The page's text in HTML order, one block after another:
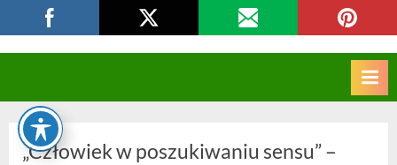
to
CKZIU Strzelce Opolskie
„Człowiek w poszukiwaniu sensu” –